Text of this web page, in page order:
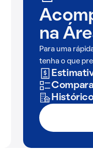
na
Para uma
tenha o que